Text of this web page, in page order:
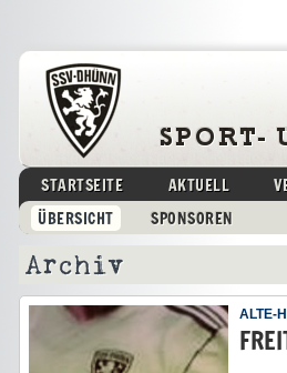
STARTSEITE AKTUELL
ÜBERSICHT
SPONSOREN
Archiv
ALTE-